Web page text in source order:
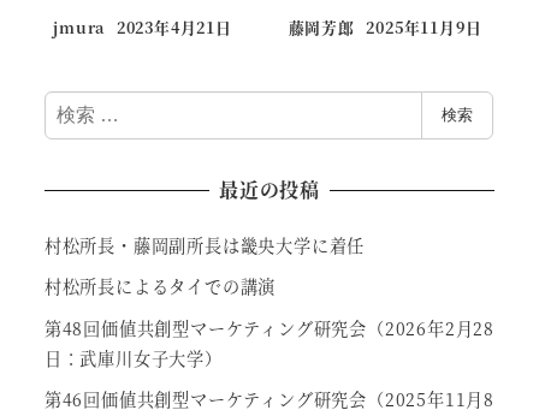
jmura 2023年4月21日 藤岡芳郎 2025年11月9日
検
索
検索
最近の投稿
村松所長・藤岡副所長は畿央大学に着任
村松所長によるタイでの講演
第48回価値共創型マーケティング研究会（2026年2月28
日：武庫川女子大学）
第46回価値共創型マーケティング研究会（2025年11月8